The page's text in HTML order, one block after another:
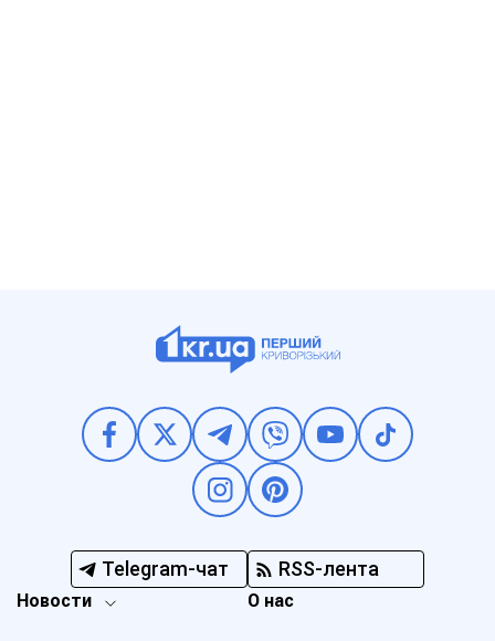
Telegram-чат RSS-лента
Новости О нас